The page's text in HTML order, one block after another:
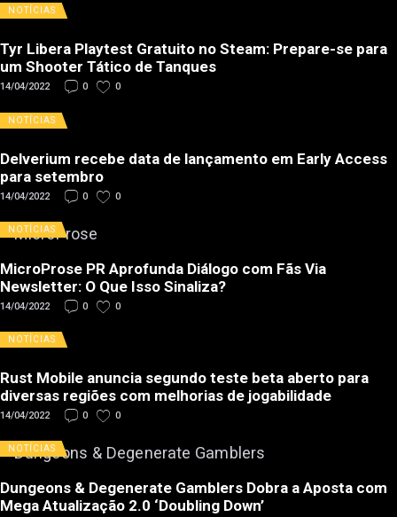
NOTÍCIAS
Tyr Libera Playtest Gratuito no Steam: Prepare-se para
um Shooter Tático de Tanques
14/04/2022 0 0
NOTÍCIAS
Delverium recebe data de lançamento em Early Access
para setembro
14/04/2022 0 0
NOTÍCIAS
MicroProse PR Aprofunda Diálogo com Fãs Via
Newsletter: O Que Isso Sinaliza?
14/04/2022 0 0
NOTÍCIAS
Rust Mobile anuncia segundo teste beta aberto para
diversas regiões com melhorias de jogabilidade
14/04/2022 0 0
NOTÍCIAS
Dungeons & Degenerate Gamblers Dobra a Aposta com
Mega Atualização 2.0 ‘Doubling Down’